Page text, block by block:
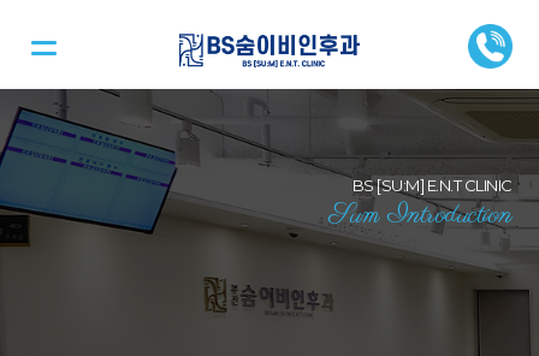
BS [SU:M] E.N.T CLINIC
Sum Introduction